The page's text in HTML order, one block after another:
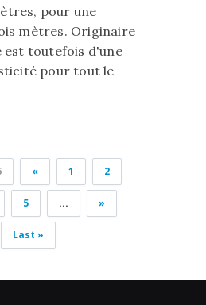
pour une
mètres. Originaire
est toutefois d'une
pour tout le
« 1 2
5 ... »
Last »